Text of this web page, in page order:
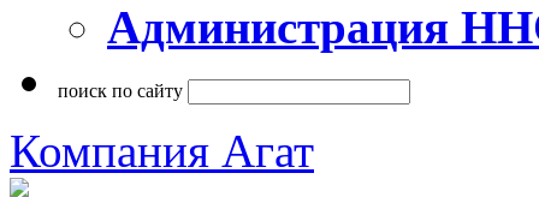
Администрация
поиск по сайту
Компания Агат